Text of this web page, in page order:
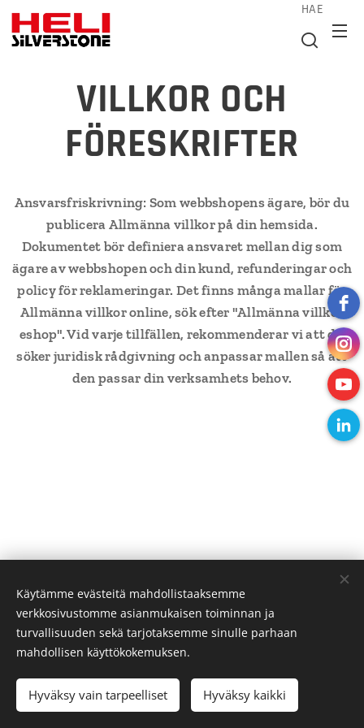
HAE
VILLKOR OCH
FÖRESKRIFTER
Ansvarsfriskrivning: Som webbshopens ägare, bör du
publicera Allmänna villkor på din hemsida.
Dokumentet bör definiera ansvaret mellan dig som
ägare av webbshopen och din kund, refunderingar och
policy för reklameringar. Det finns många mallar för
Allmänna villkor online, sök efter "Allmänna villkor
eshop". Vid varje tillfällen, rekommenderar vi att du
söker juridisk rådgivning och anpassar mallen så att
den passar din verksamhets behov.
Evästeet
Kielet
Svenska
English Suomi
Käytämme evästeitä mahdollistaaksemme
verkkosivustomme asianmukaisen toiminnan ja
turvallisuuden sekä tarjotaksemme sinulle parhaan
mahdollisen käyttökokemuksen.
Hyväksy vain tarpeelliset Hyväksy kaikki